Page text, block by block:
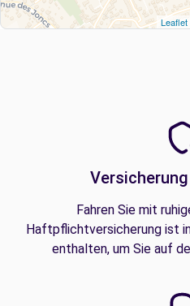
Leaflet
Fahren Sie mit
Haftpflichtversicherung ist
enthalten, um Sie auf